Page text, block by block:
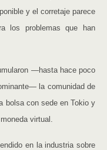
y el corretaje parece
los problemas que han
—hasta hace poco
la comunidad de
bolsa con sede en Tokio y
virtual.
en la industria sobre